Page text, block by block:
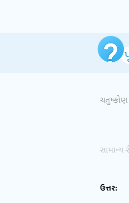
સામાન્ય
ચતુષ્કોણ
ઉત્તર: